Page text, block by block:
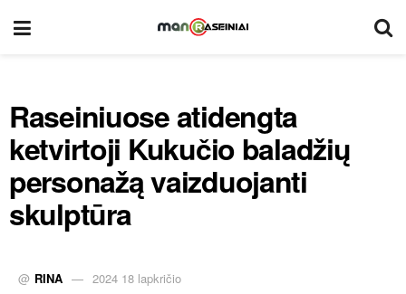
Raseiniuose atidengta
ketvirtoji Kukučio baladžių
personažą vaizduojanti
skulptūra
@ RINA 2024 18 lapkričio